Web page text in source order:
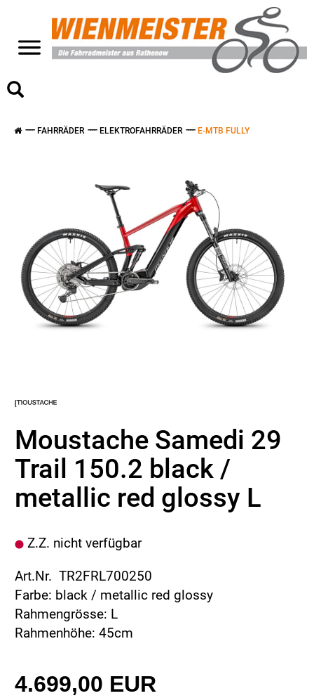
FAHRRÄDER ELEKTROFAHRRÄDER E-MTB FULLY
Moustache Samedi 29
Trail 150.2 black /
metallic red glossy L
Z.Z. nicht verfügbar
Art.Nr. TR2FRL700250
Farbe: black / metallic red glossy
Rahmengrösse: L
Rahmenhöhe: 45cm
4.699,00 EUR